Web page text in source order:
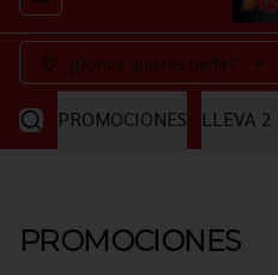
¿Dónde quieres pedir?
PROMOCIONES LLEVA 2
PROMOCIONES